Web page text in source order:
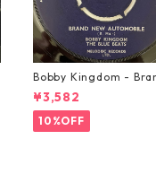
Bobby Kingdom -
ew Automobile【7-
9】
¥3,582
10%OFF